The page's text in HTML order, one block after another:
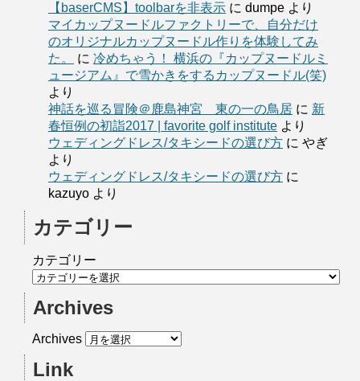
【baserCMS】toolbarを非表示 に dumpe より
マイカップヌードルファクトリーで、自分だけ
のオリジナルカップヌードル作りを体験してみ
た。
に 冷めちゃう！ 横浜の『カップヌードルミ
ュージアム』で雪かきをするカップヌードル(笑)
より
神話を巡る冒険＠鹿島神宮 東の一の鳥居 に 新
春恒例の初詣2017 | favorite golf institute より
ウェディングドレス/タキシードの選び方 に やぎ
より
ウェディングドレス/タキシードの選び方 に
kazuyo より
カテゴリー
カテゴリー
Archives
Archives
Link